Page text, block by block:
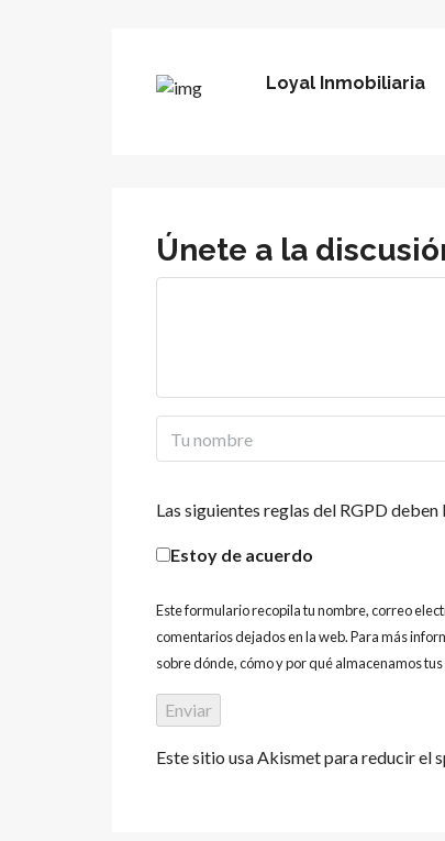
Loyal Inmobiliaria
Únete a la
Las siguientes reglas del RGPD deben
Estoy de acuerdo
Este formulario recopila tu nombre, correo
comentarios dejados en la web. Para más
sobre dónde, cómo y por qué almacenamos
Este sitio usa Akismet para reducir el